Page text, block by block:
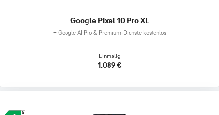
Google Pixel 10 Pro XL
+ Google AI Pro & Premium-Dienste kostenlos
Einmalig
1.089 €